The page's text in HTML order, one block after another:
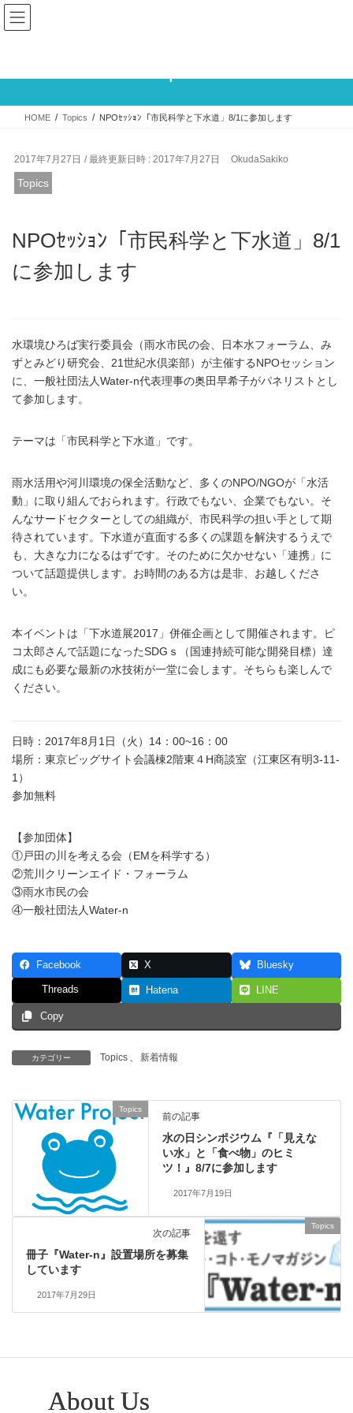
コ
ン
ス
ナ
ビ
ン
HOME Topics NPOｾｯｼｮﾝ「市民科学と下水道」8/1に参加します
2017年7月27日 / 最終更新日時 : 2017年7月27日 OkudaSakiko
Topics
NPOｾｯｼｮﾝ「市民科学と下水道」8/1
に参加します
水環境ひろば実行委員会（雨水市民の会、日本水フォーラム、み
ずとみどり研究会、21世紀水倶楽部）が主催するNPOセッション
に、一般社団法人Water-n代表理事の奥田早希子がパネリストとし
て参加します。
テーマは「市民科学と下水道」です。
雨水活用や河川環境の保全活動など、多くのNPO/NGOが「水活
動」に取り組んでおられます。行政でもない、企業でもない。そ
んなサードセクターとしての組織が、市民科学の担い手として期
待されています。下水道が直面する多くの課題を解決するうえで
も、大きな力になるはずです。そのために欠かせない「連携」に
ついて話題提供します。お時間のある方は是非、お越しくださ
い。
本イベントは「下水道展2017」併催企画として開催されます。ピ
コ太郎さんで話題になったSDGｓ（国連持続可能な開発目標）達
成にも必要な最新の水技術が一堂に会します。そちらも楽しんで
ください。
日時：2017年8月1日（火）14：00~16：00
場所：東京ビッグサイト会議棟2階東４H商談室（江東区有明3-11-
1）
参加無料
【参加団体】
①戸田の川を考える会（EMを科学する）
②荒川クリーンエイド・フォーラム
③雨水市民の会
④一般社団法人Water-n
Facebook X Bluesky
Threads Hatena LINE
Copy
カテゴリー Topics 新着情報
Topics
前の記事
水の日シンポジウム『「見えな
い水」と「食べ物」のヒミ
ツ！』8/7に参加します
2017年7月19日
Topics
次の記事
冊子『Water-n』設置場所を募集
しています
2017年7月29日
About Us